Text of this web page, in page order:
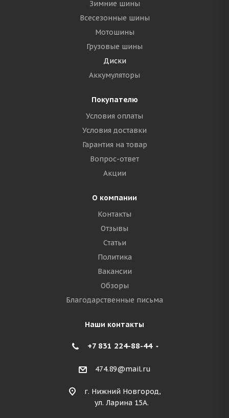
Зимние шины
Всесезонные шины
Мотошины
Грузовые шины
Диски
Аккумуляторы
Покупателю
Условия оплаты
Условия доставки
Гарантия на товар
Вопрос-ответ
Акции
О компании
Контакты
Отзывы
Статьи
Политика
Вакансии
Обзоры
Благодарственные письма
Наши контакты
+7 831 224-88-44
474.89@mail.ru
г. Нижний Новгород,
ул. Ларина 15А.